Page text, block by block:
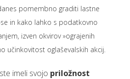
pomembno graditi lastne
in kako lahko s podatkovno
izven okvirov »ograjenih
učinkovitost oglaševalskih akcij.
imeli svojo priložnost